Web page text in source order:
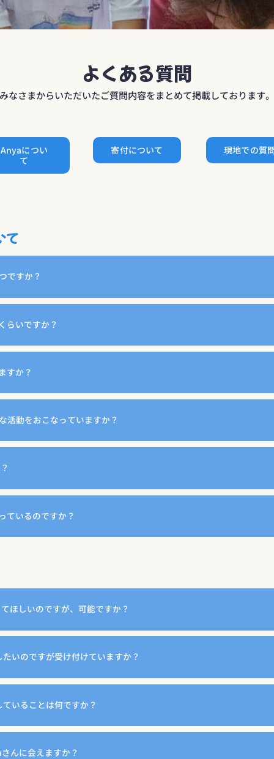
よくある質問
みなさまからいただいたご質問内容をまとめて掲載しております。
Anyaについ
て
寄付について 現地での質
て
ですか？
らいですか？
すか？
活動をおこなっていますか？
ているのですか？
ほしいのですが、可能ですか？
いのですが受け付けていますか？
いることは何ですか？
んに会えますか？